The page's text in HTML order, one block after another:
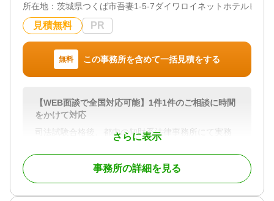
所在地： 茨城県つくば市吾妻1-5-7ダイワロイネットホテルビル2
見積無料 PR
無料 この事務所を含めて一括見積をする
さらに表示
【WEB面談で全国対応可能】1件1件のご相談に時間
をかけて対応
司法試験合格後、都内の知財系法律事務所にて実務
経験を積み、2020年2月、あおば総合法律事務所を開
設しました。
私が目指しているのは、相談者様の不安を取り除く
ことができる弁護士です。そのため、1件1件のご相
事務所の詳細を見る